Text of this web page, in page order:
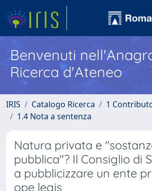
Benvenuti
Ricerca d'Ateneo
IRIS Catalogo Ricerca
1
1.4 Nota a sentenza
Natura privata e
pubblica"? Il Consiglio di
a pubblicizzare un ente
ope legis